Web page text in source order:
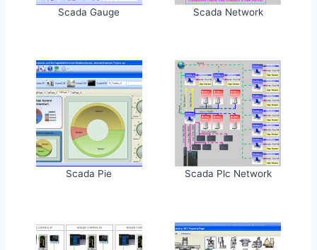
Scada Gauge Scada Network
Scada Pie Scada Plc Network